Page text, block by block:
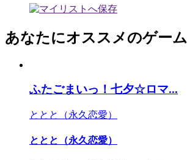
あなたにオススメのゲーム
ふたごまいっ！七夕☆ロマ...
ととと（永久恋愛）
ととと（永久恋愛）